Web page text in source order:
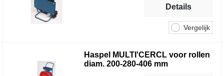
Vergelijk
Details
Haspel MULTI'CERCL voor rollen
diam. 200-280-406 mm